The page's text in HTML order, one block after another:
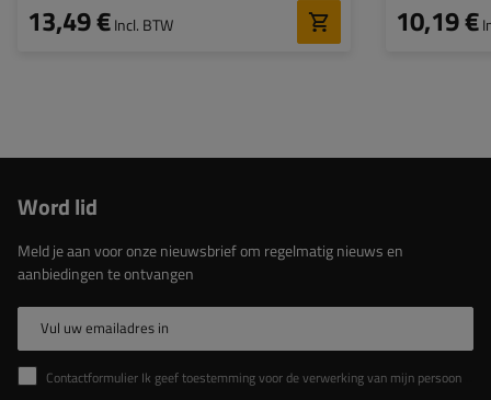
13,49 €Incl. BTW 10,19 €
Word lid
Meld je aan voor onze nieuwsbrief om regelmatig nieuws en
aanbiedingen te ontvangen
Vul uw emailadres in
Contactformulier Ik geef toestemming voor de verwerking van mijn persoonlijke gegevens in het contactformulier in overeenstemming met de Verordening van het Europees Parlement en de Raad (EU)